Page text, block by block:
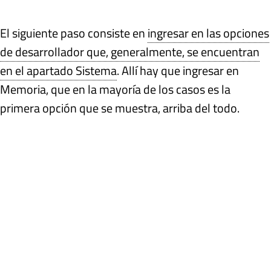
El siguiente paso consiste eningresar en las opciones
de desarrollador que, generalmente, se encuentran
en el apartado Sistema. Allí hay que ingresar en
Memoria, que en la mayoría de los casos es la
primera opción que se muestra, arriba del todo.